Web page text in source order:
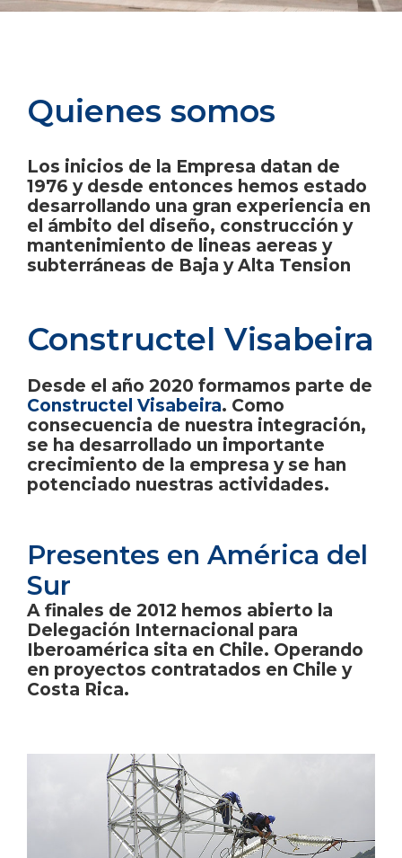
Quienes somos
Los inicios de la Empresa datan de
1976 y desde entonces hemos estado
desarrollando una gran experiencia en
el ámbito del diseño, construcción y
mantenimiento de lineas aereas y
subterráneas de Baja y Alta Tension
Constructel Visabeira
Desde el año 2020 formamos parte de
Constructel Visabeira. Como
consecuencia de nuestra integración,
se ha desarrollado un importante
crecimiento de la empresa y se han
potenciado nuestras actividades.
Presentes en América del
Sur
A finales de 2012 hemos abierto la
Delegación Internacional para
Iberoamérica sita en Chile. Operando
en proyectos contratados en Chile y
Costa Rica.